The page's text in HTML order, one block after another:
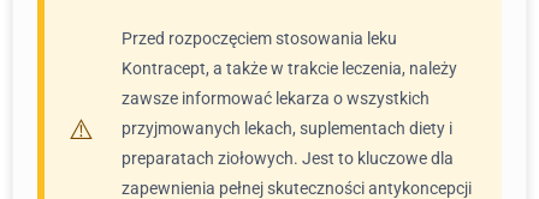
Przed rozpoczęciem stosowania leku
Kontracept, a także w trakcie leczenia, należy
zawsze informować lekarza o wszystkich
przyjmowanych lekach, suplementach diety i
preparatach ziołowych. Jest to kluczowe dla
zapewnienia pełnej skuteczności antykoncepcji